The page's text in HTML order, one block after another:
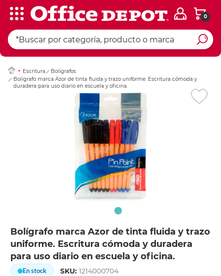
0
Escritura
Bolígrafos
Bolígrafo marca Azor de tinta fluida y trazo uniforme. Escritura cómoda y
duradera para uso diario en escuela y oficina.
Bolígrafo marca Azor de tinta fluida y trazo
uniforme. Escritura cómoda y duradera
para uso diario en escuela y oficina.
En stock SKU:1214000704
Ingresar Codigo